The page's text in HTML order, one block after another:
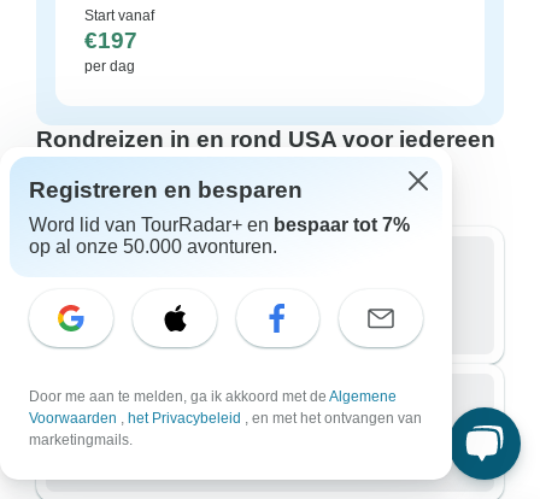
Start vanaf
€197
per dag
Rondreizen in en rond USA voor iedereen
Met wie reis je?
Groep
810 rondreizen in USA
Kleine groep
Registreren en besparen
Word lid van TourRadar+ en bespaar tot 7%
op al onze 50.000 avonturen.
Door me aan te melden, ga ik akkoord met de Algemene
Voorwaarden , het Privacybeleid , en met het ontvangen van
marketingmails.